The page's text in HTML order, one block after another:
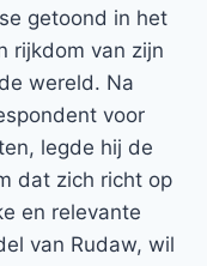
getoond in het
rijkdom van zijn
wereld. Na
voor
legde hij de
dat zich richt op
en relevante
van Rudaw, wil